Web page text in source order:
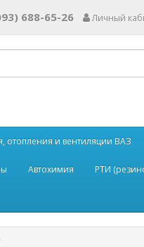
688-65-26 Личный
отопления и вентиляции ВАЗ
Автохимия РТИ